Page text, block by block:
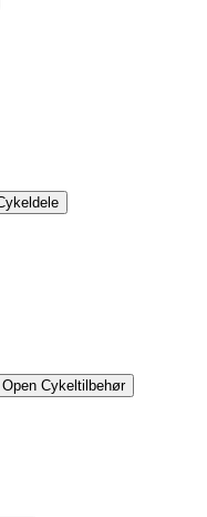
Open Cykeltilbehør